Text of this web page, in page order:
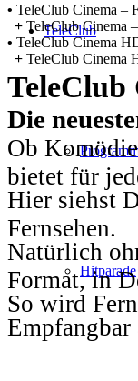
TeleClub
Hitparade
• TeleClub Cinema –
+ TeleClub Cinema
• TeleClub Cinema
+ TeleClub Cinema
TeleClub
Die
Ob
bietet für
Hier siehst
Fernsehen.
Natürlich
Format, in
So wird